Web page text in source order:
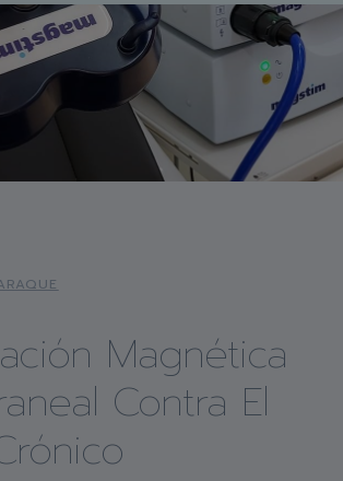
Magnética
Contra El